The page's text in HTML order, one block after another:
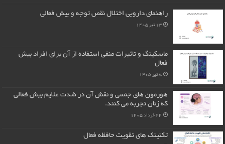
راهنمای دارویی اختلال نقص توجه و بیش فعالی
13 تیر 1405
ماسکینگ و تاثیرات منفی استفاده از آن برای افراد بیش
فعال
5 تیر 1405
هورمون های جنسی و نقش آن در شدت علایم بیش فعالی
که زنان تجربه می کنند.
24 خرداد 1405
تکنینک های تقویت حافظه فعال